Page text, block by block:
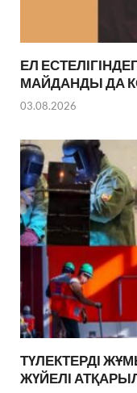
ЕЛ
МАЙДАНДЫ ДА
03.08.2026
ТҮЛЕКТЕРДІ
ЖҮЙЕЛІ